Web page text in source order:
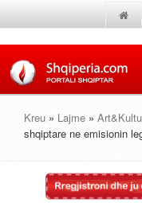
Kreu » Lajme »
shqiptare ne emisionin